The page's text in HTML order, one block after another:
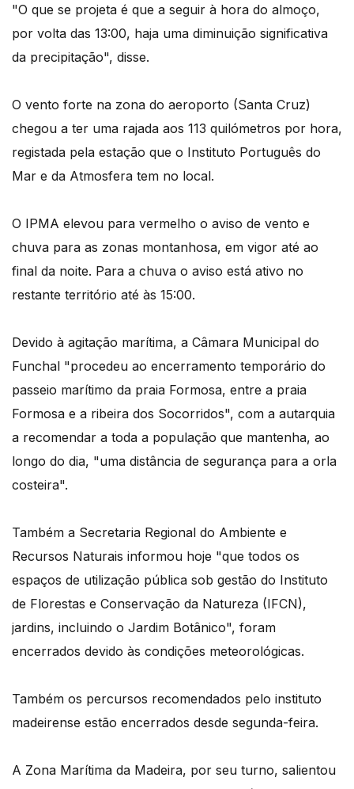
"O que se projeta é que a seguir à hora do almoço,
por volta das 13:00, haja uma diminuição significativa
da precipitação", disse.
O vento forte na zona do aeroporto (Santa Cruz)
chegou a ter uma rajada aos 113 quilómetros por hora,
registada pela estação que o Instituto Português do
Mar e da Atmosfera tem no local.
O IPMA elevou para vermelho o aviso de vento e
chuva para as zonas montanhosa, em vigor até ao
final da noite. Para a chuva o aviso está ativo no
restante território até às 15:00.
Devido à agitação marítima, a Câmara Municipal do
Funchal "procedeu ao encerramento temporário do
passeio marítimo da praia Formosa, entre a praia
Formosa e a ribeira dos Socorridos", com a autarquia
a recomendar a toda a população que mantenha, ao
longo do dia, "uma distância de segurança para a orla
costeira".
Também a Secretaria Regional do Ambiente e
Recursos Naturais informou hoje "que todos os
espaços de utilização pública sob gestão do Instituto
de Florestas e Conservação da Natureza (IFCN),
jardins, incluindo o Jardim Botânico", foram
encerrados devido às condições meteorológicas.
Também os percursos recomendados pelo instituto
madeirense estão encerrados desde segunda-feira.
A Zona Marítima da Madeira, por seu turno, salientou